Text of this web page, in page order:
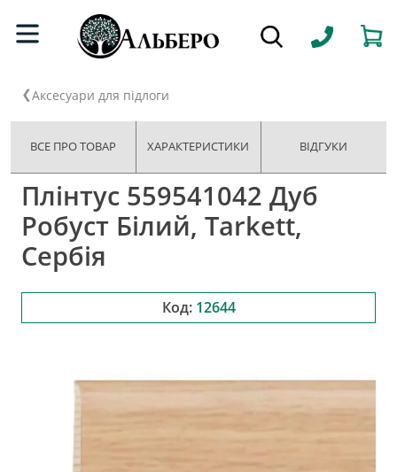
Аксесуари для підлоги
ВСЕ ПРО ТОВАР ХАРАКТЕРИСТИКИ ВІДГУКИ
Плінтус 559541042 Дуб
Робуст Білий, Tarkett,
Сербія
Код: 12644